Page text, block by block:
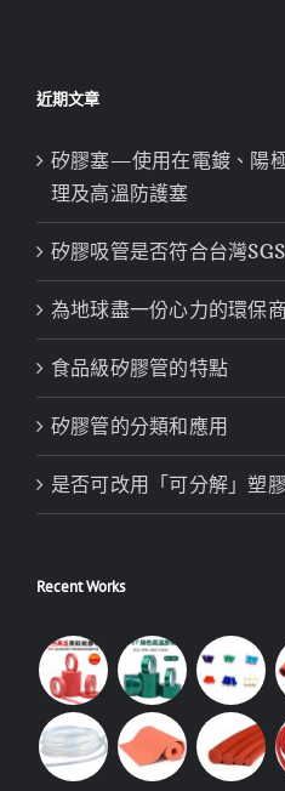
近期文章
矽膠塞—使用在電鍍、陽
理及高溫防護塞
矽膠吸管是否符合台灣
為地球盡一份心力的環保
食品級矽膠管的特點
矽膠管的分類和應用
是否可改用「可分解」塑
Recent Works